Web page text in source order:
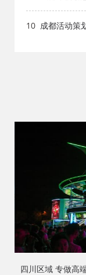
10 成都活动策